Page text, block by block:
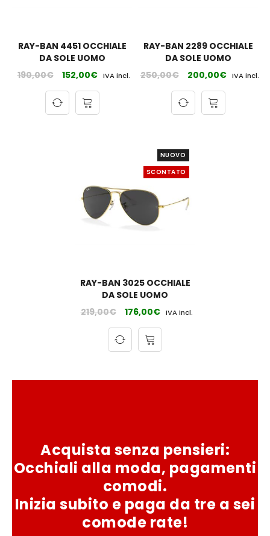
RAY-BAN 4451 OCCHIALE
DA SOLE UOMO
190,00€ 152,00€ IVA incl.
RAY-BAN 2289 OCCHIALE
DA SOLE UOMO
250,00€ 200,00€ IVA incl.
NUOVO
SCONTATO
RAY-BAN 3025 OCCHIALE
DA SOLE UOMO
219,00€ 176,00€ IVA incl.
Acquista senza pensieri:
Occhiali alla moda, pagamenti
comodi.
Inizia subito e paga da tre a sei
comode rate!